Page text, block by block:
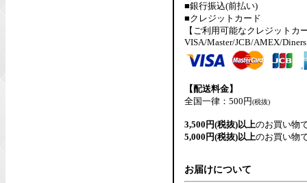
■銀行振込(前払い)
■クレジットカード
【ご利用可能なクレジットカ
VISA/Master/JCB/AMEX/Diners
【配送料金】
全国一律：500円(税抜)
3,500円(税抜)以上のお買い物
5,000円(税抜)以上のお買い物
お届けについて